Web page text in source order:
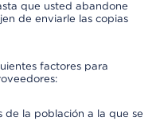
que usted abandone
de enviarle las copias
factores para
de la población a la que se